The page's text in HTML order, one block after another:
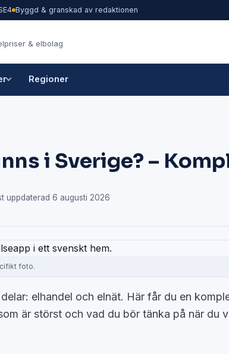
Byggd & granskad av redaktionen
& elbolag
Regioner
i Sverige? –
uppdaterad 6 augusti 2026
foto.
elhandel och elnät. Här får du en
är störst och vad du bör tänka på när du